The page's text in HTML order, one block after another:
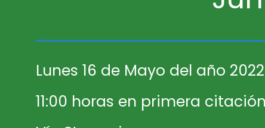
Lunes 16 de Mayo del año 2022
11:00 horas en primera